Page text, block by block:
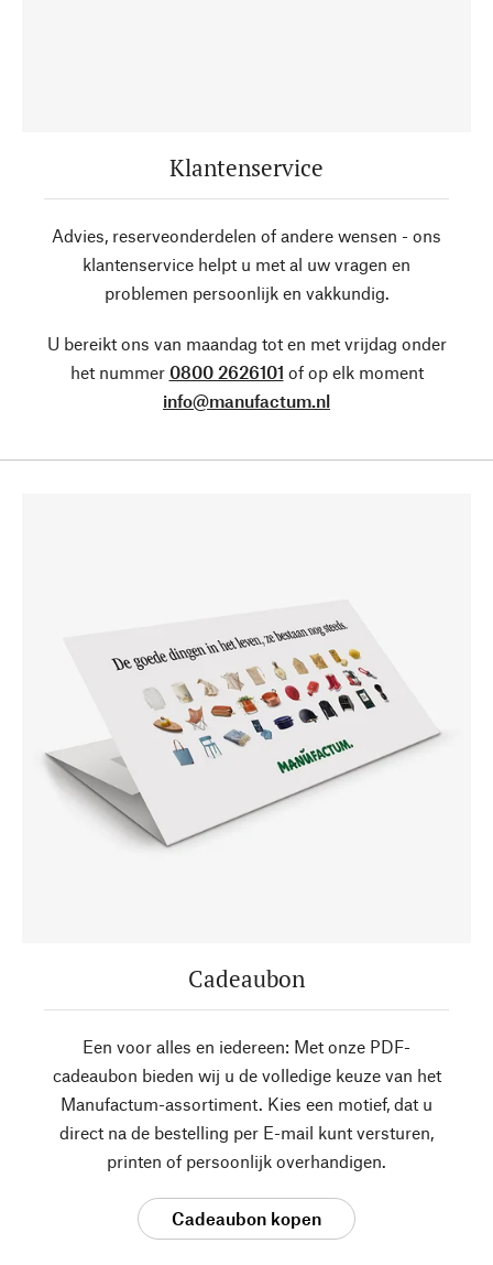
Klantenservice
Advies, reserveonderdelen of andere wensen - ons
klantenservice helpt u met al uw vragen en
problemen persoonlijk en vakkundig.
U bereikt ons van maandag tot en met vrijdag onder
het nummer 0800 2626101 of op elk moment
info@manufactum.nl
Cadeaubon
Een voor alles en iedereen: Met onze PDF-
cadeaubon bieden wij u de volledige keuze van het
Manufactum-assortiment. Kies een motief, dat u
direct na de bestelling per E-mail kunt versturen,
printen of persoonlijk overhandigen.
Cadeaubon kopen